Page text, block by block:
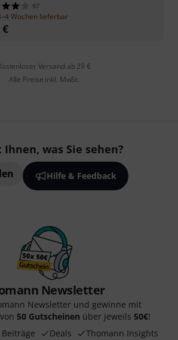
97
Wochen lieferbar
€
Versand ab 29 €
Alle Preise inkl. MwSt.
was Sie sehen?
Hilfe & Feedback
Newsletter
Newsletter und gewinne mit
50 Gutscheinen über jeweils 50€!
Deals Thomann Insights